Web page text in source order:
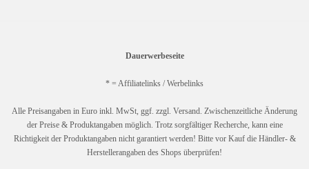
Dauerwerbeseite
* = Affiliatelinks / Werbelinks
Alle Preisangaben in Euro inkl. MwSt, ggf. zzgl. Versand. Zwischenzeitliche Änderung
der Preise & Produktangaben möglich. Trotz sorgfältiger Recherche, kann eine
Richtigkeit der Produktangaben nicht garantiert werden! Bitte vor Kauf die Händler- &
Herstellerangaben des Shops überprüfen!